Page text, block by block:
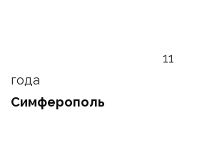
11
года
Симферополь